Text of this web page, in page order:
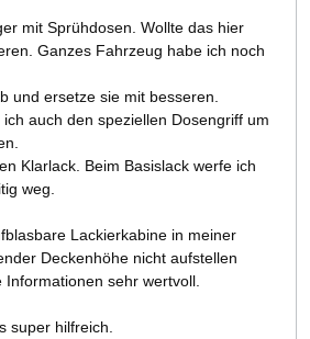
mit Sprühdosen. Wollte das hier
Ganzes Fahrzeug habe ich noch
und ersetze sie mit besseren.
auch den speziellen Dosengriff um
Klarlack. Beim Basislack werfe ich
weg.
Lackierkabine in meiner
Deckenhöhe nicht aufstellen
sehr wertvoll.
super hilfreich.